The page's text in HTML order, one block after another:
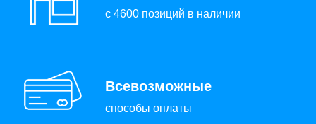
с 4600 позиций в наличии
Всевозможные
способы оплаты